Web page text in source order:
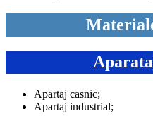
Apartaj casnic;
Apartaj industrial;